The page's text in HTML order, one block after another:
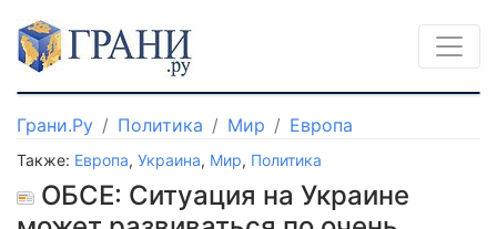
Грани.Ру Политика Мир Европа
Также: Европа, Украина, Мир, Политика
ОБСЕ: Ситуация на Украине